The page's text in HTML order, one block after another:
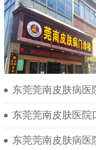
东莞莞南皮肤病
东莞莞南皮肤医
东莞莞南皮肤病